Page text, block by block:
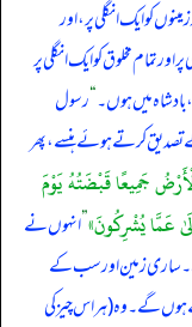
کو ایک انگلی پر، اور
اور تمام مخلوق کو ایک انگلی پر
میں ہوں۔“رسول
تصدیق کرتے ہوئے ہنسے، پھر
جَمِيعًا قَبْضَتُهُ يَوْمَ
عَمَّا يُشْرِكُونَ»”انہوں نے
ساری زمین اور سب کے
گے۔ وہ (ہر اس چیز کی